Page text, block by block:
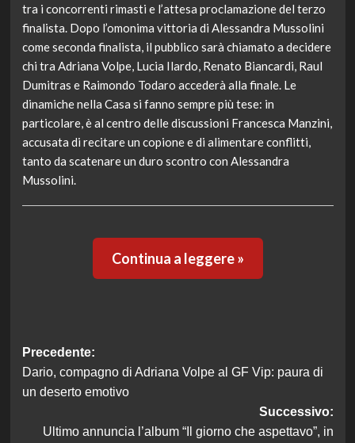
tra i concorrenti rimasti e l’attesa proclamazione del terzo
finalista. Dopo l’omonima vittoria di Alessandra Mussolini
come seconda finalista, il pubblico sarà chiamato a decidere
chi tra Adriana Volpe, Lucia Ilardo, Renato Biancardi, Raul
Dumitras e Raimondo Todaro accederà alla finale. Le
dinamiche nella Casa si fanno sempre più tese: in
particolare, è al centro delle discussioni Francesca Manzini,
accusata di recitare un copione e di alimentare conflitti,
tanto da scatenare un duro scontro con Alessandra
Mussolini.
Continua a leggere »
Navigazione
articolo
Precedente:
Dario, compagno di Adriana Volpe al GF Vip: paura di
un deserto emotivo
Successivo:
Ultimo annuncia l’album “Il giorno che aspettavo”, in